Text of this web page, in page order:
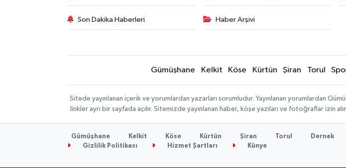
Son Dakika Haberleri Haber Arşivi
Gümüşhane Kelkit Köse Kürtün Şiran Torul
Sitede yayınlanan içerik ve yorumlardan yazarları sorumludur. Yayınlanan yorumlardan
linkler ayrı bir sayfada açılır. Sitemizde yayınlanan haber, köşe yazıları ve fotoğraflar izin
Gümüşhane Kelkit Köse Kürtün Şiran Torul Dernek
Gizlilik Politikası
Hizmet Şartları Künye